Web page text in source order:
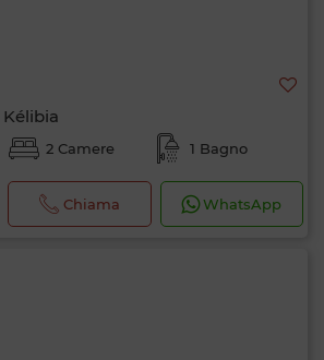
2 Camere 1 Bagno
Chiama WhatsApp